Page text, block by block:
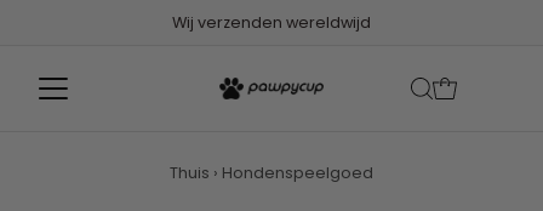
Wij verzenden wereldwijd
Thuis › Hondenspeelgoed